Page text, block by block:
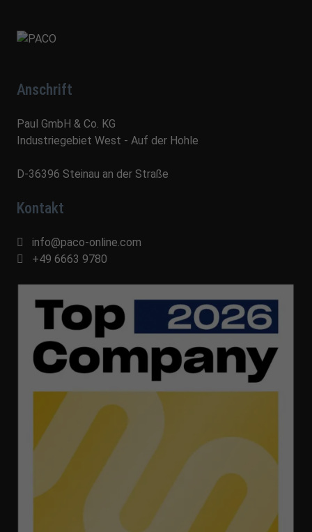
Anschrift
Paul GmbH & Co. KG
Industriegebiet West - Auf der Hohle
D-36396 Steinau an der Straße
Kontakt
info@paco-online.com
+49 6663 9780